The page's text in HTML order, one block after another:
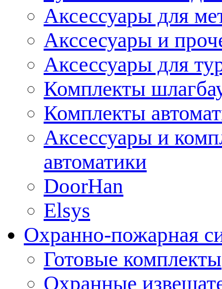
Аксессуары для
Акссесуары и
Аксессуары для
Комплекты
Комплекты
Аксессуары и
автоматики
DoorHan
Elsys
Охранно-пожарная
Готовые комплекты
Охранные